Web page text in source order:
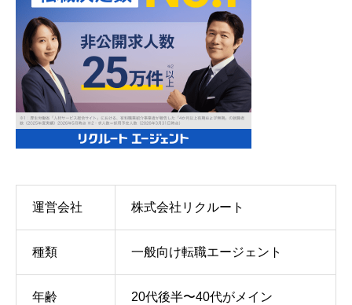
運営会社 株式会社リクルート
種類 一般向け転職エージェント
年齢 20代後半〜40代がメイン